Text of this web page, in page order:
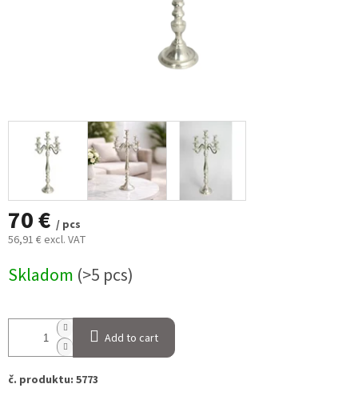
70 € / pcs
56,91 € excl. VAT
price:
Skladom (>5 pcs)
Add to cart
č. produktu: 5773